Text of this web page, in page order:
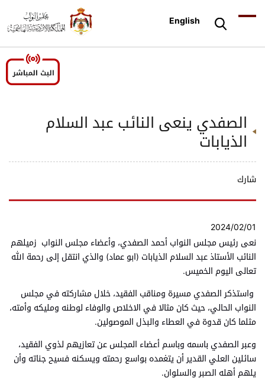
English
الصفدي ينعى النائب عبد السلام
الذيابات
شارك
2024/02/01
نعى رئيس مجلس النواب أحمد الصفدي، وأعضاء مجلس النواب زميلهم
النائب الأستاذ عبد السلام الذيابات (ابو عماد) والذي انتقل إلى رحمة الله
تعالى اليوم الخميس.
واستذكر الصفدي مسيرة ومناقب الفقيد، خلال مشاركته في مجلس
النواب الحالي، حيث كان مثالا في الاخلاص والوفاء لوطنه ومليكه وأمته،
مثلما كان قدوة في العطاء والبذل الموصولين.
وعبر الصفدي باسمه وباسم أعضاء المجلس عن تعازيهم لذوي الفقيد،
سائلين العلي القدير أن يتغمده بواسع رحمته ويسكنه فسيح جناته وأن
يلهم أهله الصبر والسلوان.